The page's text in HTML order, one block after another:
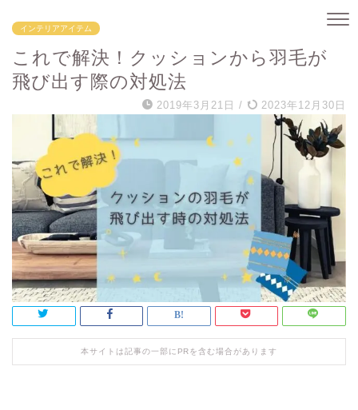
インテリアアイテム
これで解決！クッションから羽毛が
飛び出す際の対処法
2019年3月21日 / 2023年12月30日
本サイトは記事の一部にPRを含む場合があります